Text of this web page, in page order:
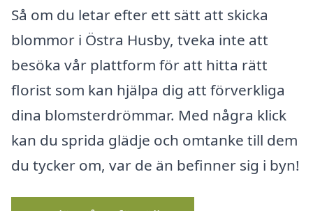
Så om du letar efter ett sätt att skicka
blommor i Östra Husby, tveka inte att
besöka vår plattform för att hitta rätt
florist som kan hjälpa dig att förverkliga
dina blomsterdrömmar. Med några klick
kan du sprida glädje och omtanke till dem
du tycker om, var de än befinner sig i byn!